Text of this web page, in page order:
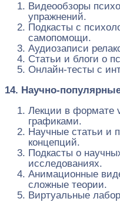
Видеообзоры
упражнений.
Подкасты с
самопомощи.
Аудиозаписи
Статьи и блоги о
Онлайн-тесты с
14. Научно-
Лекции в формате
графиками.
Научные статьи и
концепций.
Подкасты о
исследованиях.
Анимационные
сложные теории.
Виртуальные